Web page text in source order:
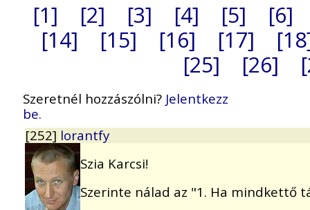
[1] [2] [3] [4] [5]
[6]
[14]
[15] [16] [17]
[25]
[26]
Szeretnél hozzászólni? Jelentkezz
be.
[252] lorantfy
Szia Karcsi!
Szerinte nálad az "1. Ha mindkettő